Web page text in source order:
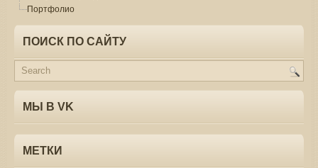
Портфолио
ПОИСК ПО САЙТУ
МЫ В VK
МЕТКИ